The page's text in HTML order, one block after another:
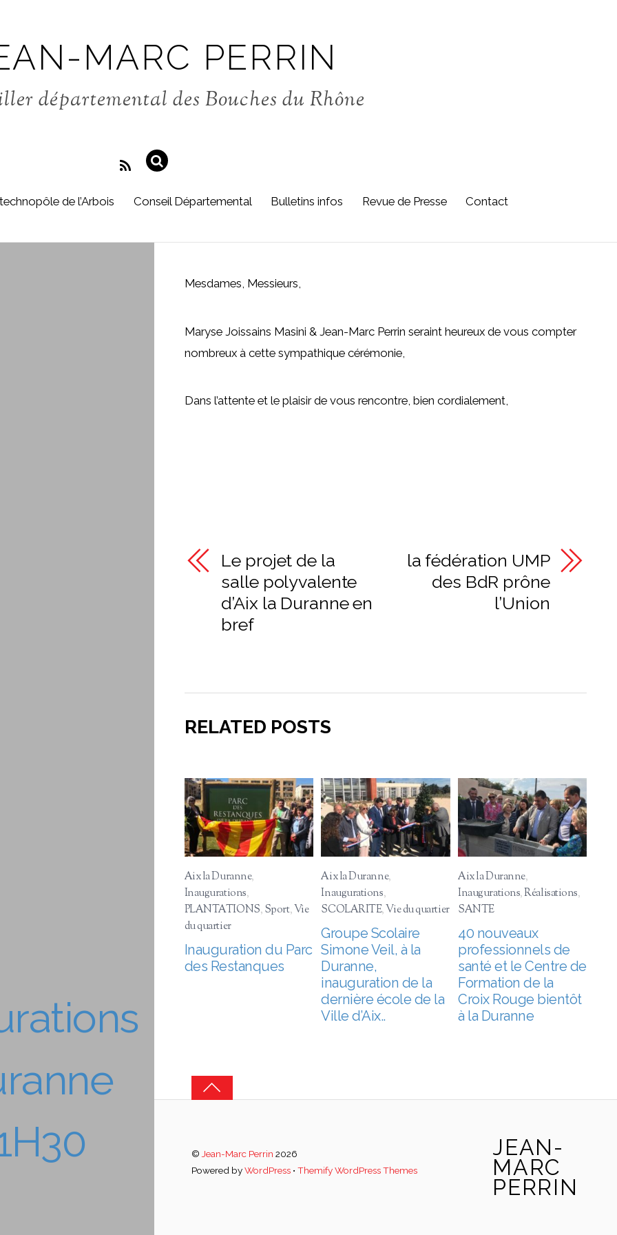
MARC PERRIN
départemental des Bouches du Rhône
de l’Arbois Conseil Départemental Bulletins infos Revue de Presse Contact
Mesdames, Messieurs,
Maryse Joissains Masini & Jean-Marc Perrin seraint heureux de vous compter
nombreux à cette sympathique cérémonie,
Dans l’attente et le plaisir de vous rencontre, bien cordialement,
Le projet de la
salle polyvalente
d’Aix la Duranne en
bref
la fédération UMP
des BdR prône
l’Union
RELATED POSTS
Aix la Duranne,
Inaugurations,
PLANTATIONS,Sport,Vie
du quartier
Inauguration du Parc
des Restanques
Aix la Duranne,
Inaugurations,
SCOLARITE,Vie du quartier
Groupe Scolaire
Simone Veil, à la
Duranne,
inauguration de la
dernière école de la
Ville d’Aix..
Aix la Duranne,
Inaugurations,Réalisations,
SANTE
40 nouveaux
professionnels de
santé et le Centre de
Formation de la
Croix Rouge bientôt
à la Duranne
JEAN-
MARC
PERRIN
© Jean-Marc Perrin 2026
Powered byWordPress• Themify WordPress Themes